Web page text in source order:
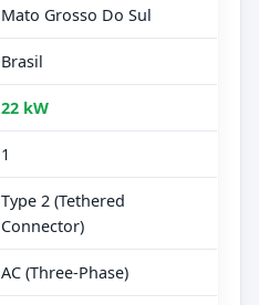
Mato Grosso Do Sul
Brasil
22 kW
1
Type 2 (Tethered
Connector)
AC (Three-Phase)